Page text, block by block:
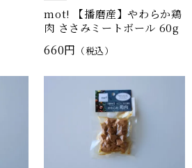
mot! 【播磨産】やわらか鶏
肉 ささみミートボール 60g
660円 （税込）